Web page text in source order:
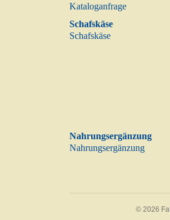
Kataloganfrage
Schafskäse
Schafskäse
Nahrungsergänzung
Nahrungsergänzung
© 2026